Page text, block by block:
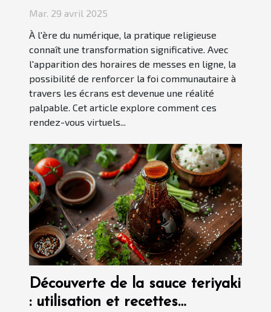
foi communautaire
Mar. 29 avril 2025
À l'ère du numérique, la pratique religieuse
connaît une transformation significative. Avec
l'apparition des horaires de messes en ligne, la
possibilité de renforcer la foi communautaire à
travers les écrans est devenue une réalité
palpable. Cet article explore comment ces
rendez-vous virtuels...
Découverte de la sauce teriyaki
: utilisation et recettes